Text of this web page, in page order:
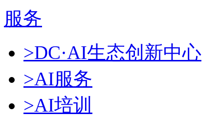
服务
>DC·AI生态创新中心
>AI服务
>AI培训